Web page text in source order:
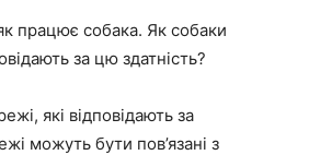
працює собака. Як собаки
за цю здатність?
які відповідають за
можуть бути пов’язані з